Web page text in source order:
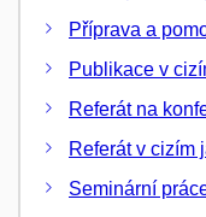
Příprava a
Publikace v
Referát na
Referát v cizím
Seminární